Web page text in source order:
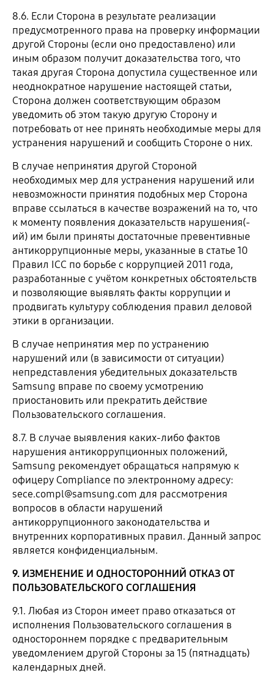
8.6. Если Сторона в результате реализации
предусмотренного права на проверку информации
другой Стороны (если оно предоставлено) или
иным образом получит доказательства того, что
такая другая Сторона допустила существенное или
неоднократное нарушение настоящей статьи,
Сторона должен соответствующим образом
уведомить об этом такую другую Сторону и
потребовать от нее принять необходимые меры для
устранения нарушений и сообщить Стороне о них.
В случае непринятия другой Стороной
необходимых мер для устранения нарушений или
невозможности принятия подобных мер Сторона
вправе ссылаться в качестве возражений на то, что
к моменту появления доказательств нарушения(-
ий) им были приняты достаточные превентивные
антикоррупционные меры, указанные в статье 10
Правил ICC по борьбе с коррупцией 2011 года,
разработанные с учётом конкретных обстоятельств
и позволяющие выявлять факты коррупции и
продвигать культуру соблюдения правил деловой
этики в организации.
В случае непринятия мер по устранению
нарушений или (в зависимости от ситуации)
непредставления убедительных доказательств
Samsung вправе по своему усмотрению
приостановить или прекратить действие
Пользовательского соглашения.
8.7. В случае выявления каких-либо фактов
нарушения антикоррупционных положений,
Samsung рекомендует обращаться напрямую к
офицеру Compliance по электронному адресу:
sece.compl@samsung.com для рассмотрения
вопросов в области нарушений
антикоррупционного законодательства и
внутренних корпоративных правил. Данный запрос
является конфиденциальным.
9. ИЗМЕНЕНИЕ И ОДНОСТОРОННИЙ ОТКАЗ ОТ
ПОЛЬЗОВАТЕЛЬСКОГО СОГЛАШЕНИЯ
9.1. Любая из Сторон имеет право отказаться от
исполнения Пользовательского соглашения в
одностороннем порядке с предварительным
уведомлением другой Стороны за 15 (пятнадцать)
календарных дней.